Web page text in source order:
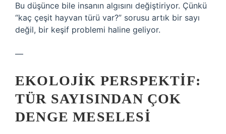
Bu düşünce bile insanın algısını değiştiriyor. Çünkü
“kaç çeşit hayvan türü var?” sorusu artık bir sayı
değil, bir keşif problemi haline geliyor.
—
EKOLOJIK PERSPEKTIF:
TÜR SAYISINDAN ÇOK
DENGE MESELESI